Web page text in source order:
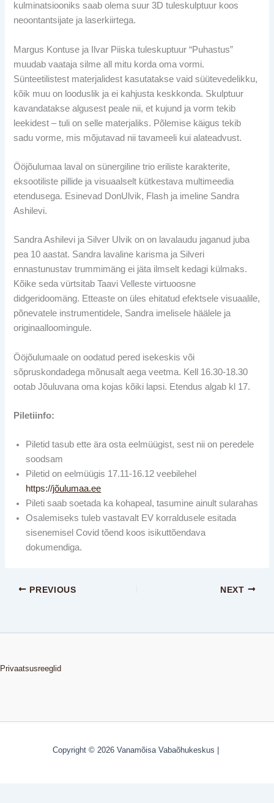
kulminatsiooniks saab olema suur 3D tuleskulptuur koos
neoontantsijate ja laserkiirtega.
Margus Kontuse ja Ilvar Piiska tuleskuptuur “Puhastus”
muudab vaataja silme all mitu korda oma vormi.
Sünteetilistest materjalidest kasutatakse vaid süütevedelikku,
kõik muu on looduslik ja ei kahjusta keskkonda. Skulptuur
kavandatakse algusest peale nii, et kujund ja vorm tekib
leekidest – tuli on selle materjaliks. Põlemise käigus tekib
sadu vorme, mis mõjutavad nii tavameeli kui alateadvust.
Ööjõulumaa laval on sünergiline trio eriliste karakterite,
eksootiliste pillide ja visuaalselt kütkestava multimeedia
etendusega. Esinevad DonUlvik, Flash ja imeline Sandra
Ashilevi.
Sandra Ashilevi ja Silver Ulvik on on lavalaudu jaganud juba
pea 10 aastat. Sandra lavaline karisma ja Silveri
ennastunustav trummimäng ei jäta ilmselt kedagi külmaks.
Kõike seda vürtsitab Taavi Velleste virtuoosne
didgeridoomäng. Etteaste on üles ehitatud efektsele visuaalile,
põnevatele instrumentidele, Sandra imelisele häälele ja
originaalloomingule.
Ööjõulumaale on oodatud pered isekeskis või
sõpruskondadega mõnusalt aega veetma. Kell 16.30-18.30
ootab Jõuluvana oma kojas kõiki lapsi. Etendus algab kl 17.
Piletiinfo:
Piletid tasub ette ära osta eelmüügist, sest nii on peredele
soodsam
Piletid on eelmüügis 17.11-16.12 veebilehel
https://jõulumaa.ee
Pileti saab soetada ka kohapeal, tasumine ainult sularahas
Osalemiseks tuleb vastavalt EV korraldusele esitada
sisenemisel Covid tõend koos isikuttõendava
dokumendiga.
PREVIOUS NEXT
Privaatsusreeglid
Copyright © 2026 Vanamõisa Vabaõhukeskus |